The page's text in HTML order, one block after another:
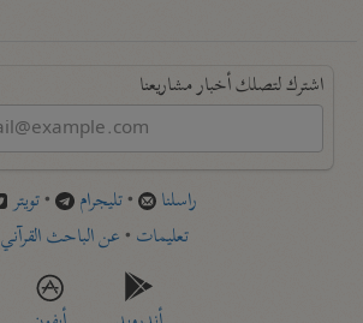
اشترك لتصلك أخبار مشاريعنا
راسلنا •تليجرام •تويتر
تعليمات •عن الباحث القرآني